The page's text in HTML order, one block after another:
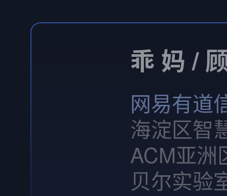
乖 妈 /
网易有道
海淀区智
ACM亚洲
贝尔实验